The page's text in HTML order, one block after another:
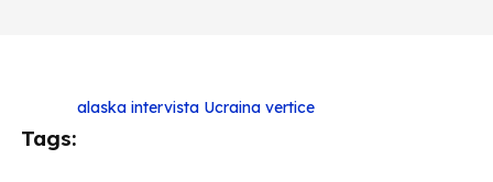
Tags:
alaska intervista Ucraina vertice